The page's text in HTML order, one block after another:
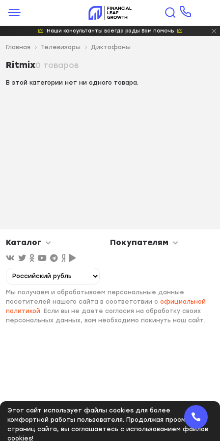
Этот сайт использует файлы cookies для более
комфортной работы пользователя. Продолжая просмотр
страниц сайта, вы соглашаетесь с использованием файлов
cookies!
Наши консультанты всегда рады Вам помочь
Главная Телевизоры Диктофоны
Ritmix0 товаров
В этой категории нет ни одного товара.
Каталог Покупателям
Мы получаем и обрабатываем персональные данные
посетителей нашего сайта в соответствии софициальной
политикой. Если вы не даете согласия на обработку своих
персональных данных, вам необходимо покинуть наш сайт.